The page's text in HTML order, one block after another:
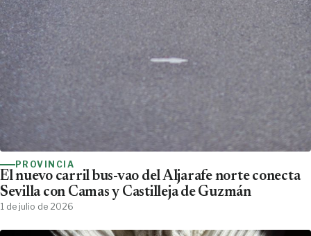
PROVINCIA
El nuevo carril bus-vao del Aljarafe norte conecta
Sevilla con Camas y Castilleja de Guzmán
1 de julio de 2026